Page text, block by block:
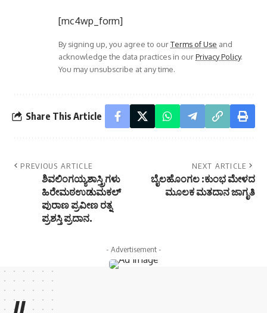
[mc4wp_form]
By signing up, you agree to ourTerms of Use and
acknowledge the data practices in ourPrivacy Policy.
You may unsubscribe at any time.
Share This Article
PREVIOUS ARTICLE
ಶಿವಲಿಂಗಯ್ಯಶಾಸ್ತ್ರಿಗಳು
ಹಿರೇಮಠಉಡುಮಕಲ್
ಪುರಾಣ ಪ್ರವೀಣ ರತ್ನ
ಪ್ರಶಸ್ತಿ ಪ್ರದಾನ.
NEXT ARTICLE
ಬೈಲಹೊಂಗಲ :ಕುಂಭ ಮೇಳದ
ಮೂಲಕ ಮತದಾನ ಜಾಗೃತಿ
- Advertisement -